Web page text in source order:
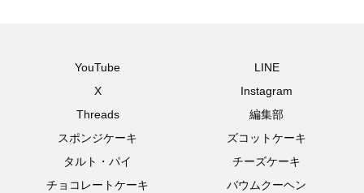
YouTube
LINE
X
Instagram
Threads
編集部
スポンジケーキ
ズコットケーキ
タルト・パイ
チーズケーキ
チョコレートケーキ
バウムクーヘン